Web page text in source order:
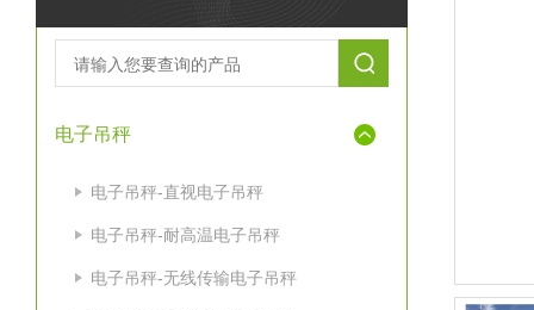
电子吊秤
电子吊秤-直视电子吊秤
电子吊秤-耐高温电子吊秤
电子吊秤-无线传输电子吊秤